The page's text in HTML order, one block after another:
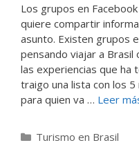
Los grupos en
quiere compartir
asunto. Existen grupos
pensando viajar a
las experiencias que ha
traigo una lista con los
para quien va … Leer
Categorías
Turismo en Brasil